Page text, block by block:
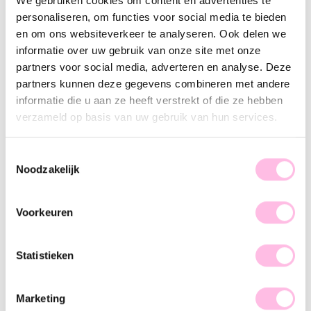
personaliseren, om functies voor social media te bieden
en om ons websiteverkeer te analyseren. Ook delen we
informatie over uw gebruik van onze site met onze
partners voor social media, adverteren en analyse. Deze
partners kunnen deze gegevens combineren met andere
informatie die u aan ze heeft verstrekt of die ze hebben
verzameld op basis van uw gebruik van hun services.
Noodzakelijk
Voorkeuren
Statistieken
Marketing
Lilac
Description Features SKU
These standard hoops can be worn with or without charms
and are perfect to combine with our other earrings. Are you
more of a fan of less is more? Then these are the perfect
♥ YOU MAY ALSO LOVE...
Earstud round - silver Hoop earrings with lightning - silver